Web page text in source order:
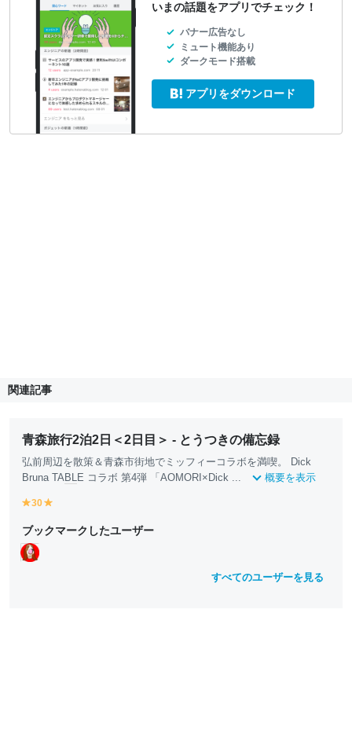
いまの話題をアプリでチェック！
バナー広告なし
ミュート機能あり
ダークモード搭載
アプリをダウンロード
関連記事
青森旅行2泊2日＜2日目＞ - とうつきの備忘録
弘前周辺を散策＆青森市街地でミッフィーコラボを満喫。 Dick
Bruna TABLE コラボ 第4弾 「AOMORI×Dick ... 概要を表示
y
ll
o
w
30
ll
ブックマークしたユーザー
すべてのユーザーを見る